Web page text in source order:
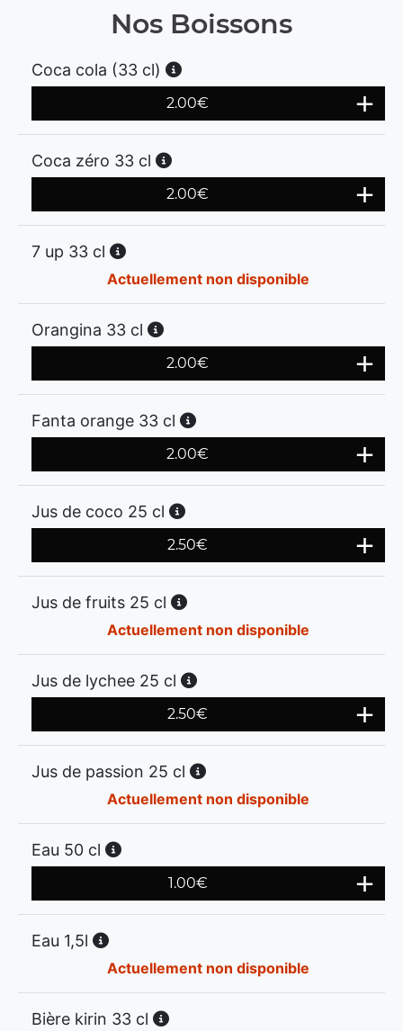
Nos Boissons
Coca cola (33 cl)
2.00€
Coca zéro 33 cl
2.00€
7 up 33 cl
Actuellement non disponible
Orangina 33 cl
2.00€
Fanta orange 33 cl
2.00€
Jus de coco 25 cl
2.50€
Jus de fruits 25 cl
Actuellement non disponible
Jus de lychee 25 cl
2.50€
Jus de passion 25 cl
Actuellement non disponible
Eau 50 cl
1.00€
Eau 1,5l
Actuellement non disponible
Bière kirin 33 cl